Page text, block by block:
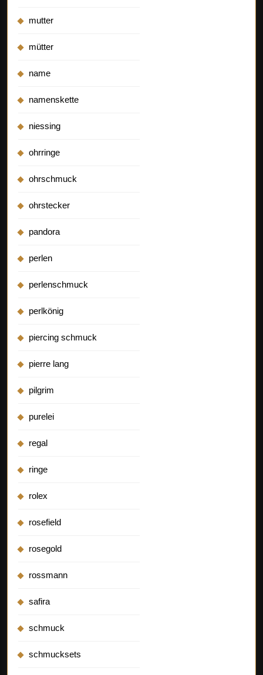
mutter
mütter
name
namenskette
niessing
ohrringe
ohrschmuck
ohrstecker
pandora
perlen
perlenschmuck
perlkönig
piercing schmuck
pierre lang
pilgrim
purelei
regal
ringe
rolex
rosefield
rosegold
rossmann
safira
schmuck
schmucksets